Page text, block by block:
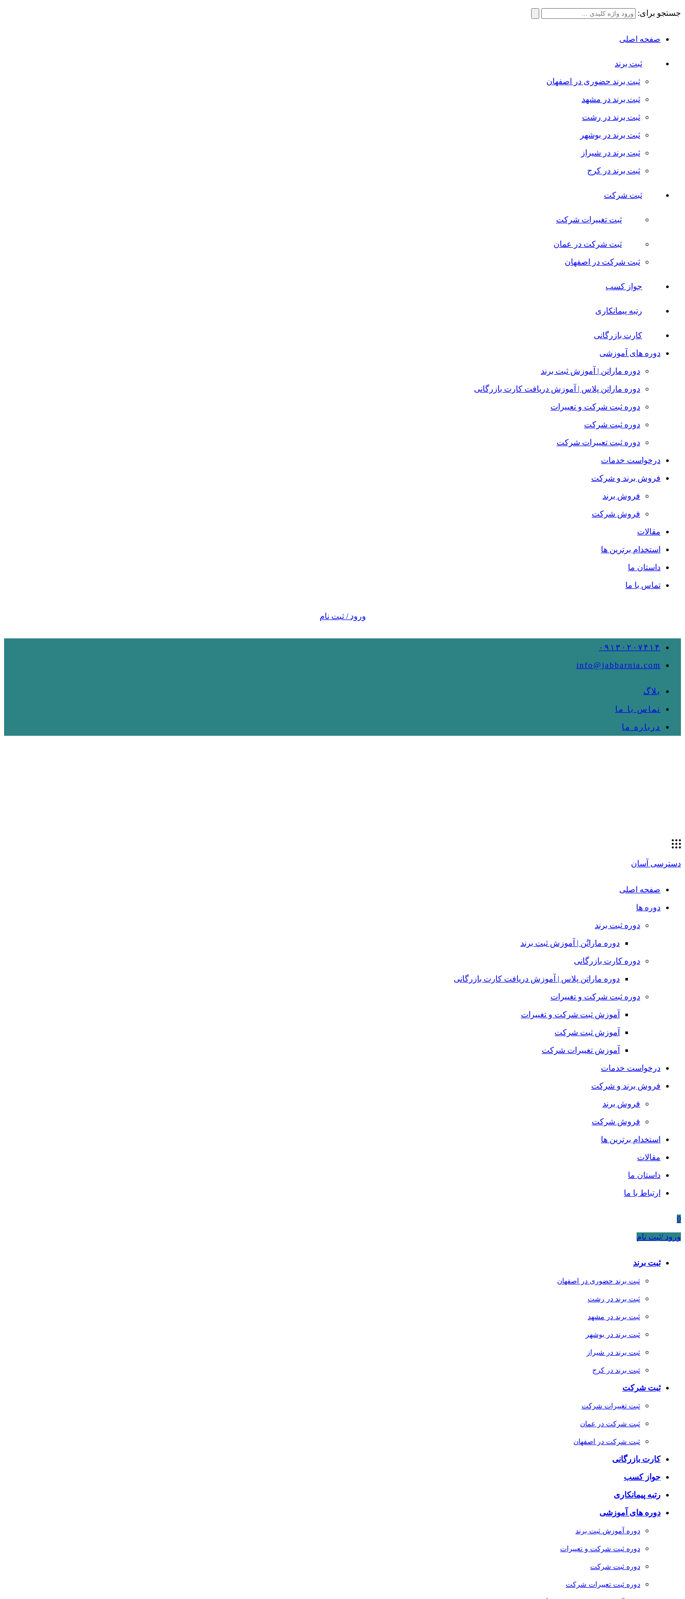
جستجو برای:
صفحه اصلی
ثبت برند
ثبت برند حضوری در اصفهان
ثبت برند در مشهد
ثبت برند در رشت
ثبت برند در بوشهر
ثبت برند در شیراز
ثبت برند در کرج
ثبت شرکت
ثبت تغییرات شرکت
ثبت شرکت در عمان
ثبت شرکت در اصفهان
جواز کسب
رتبه پیمانکاری
کارت بازرگانی
دوره های آموزشی
دوره ماراتن | آموزش ثبت برند
دوره ماراتن پلاس | آموزش دریافت کارت بازرگانی
دوره ثبت شرکت و تعییرات
دوره ثبت شرکت
دوره ثبت تعییرات شرکت
درخواست خدمات
فروش برند و شرکت
فروش برند
فروش شرکت
مقالات
استخدام برترین ها
داستان ما
تماس با ما
ورود / ثبت نام
۰۹۱۳۰۲۰۷۴۱۴
info@jabbarnia.com
بلاگ
تماس با ما
درباره ما
دسترسی آسان
صفحه اصلی
دوره ها
دوره ثبت برند
دوره ماراتُن | آموزش ثبت برند
دوره کارت بازرگانی
دوره ماراتن پلاس | آموزش دریافت کارت بازرگانی
دوره ثبت شرکت و تغییرات
آموزش ثبت شرکت و تغییرات
آموزش ثبت شرکت
آموزش تغییرات شرکت
درخواست خدمات
فروش برند و شرکت
فروش برند
فروش شرکت
استخدام برترین ها
مقالات
داستان ما
ارتباط با ما
0
ورود /ثبت نام
ثبت برند
ثبت برند حضوری در اصفهان
ثبت برند در رشت
ثبت برند در مشهد
ثبت برند در بوشهر
ثبت برند در شیراز
ثبت برند در کرج
ثبت شرکت
ثبت تغییرات شرکت
ثبت شرکت در عمان
ثبت شرکت در اصفهان
کارت بازرگانی
جواز کسب
رتبه پیمانکاری
دوره های آموزشی
دوره آموزش ثبت برند
دوره ثبت شرکت و تعییرات
دوره ثبت شرکت
دوره ثبت تعییرات شرکت